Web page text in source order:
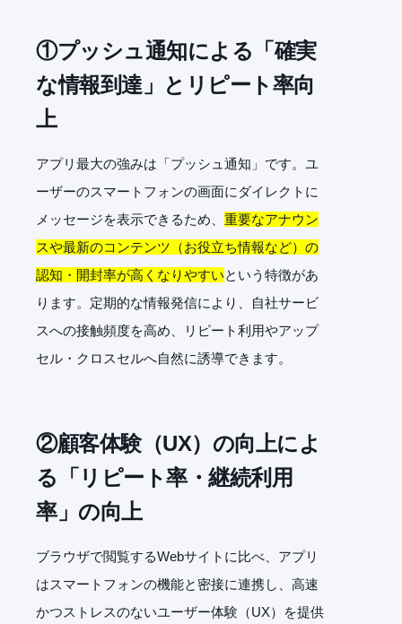
①プッシュ通知による「確実
な情報到達」とリピート率向
上
アプリ最大の強みは「プッシュ通知」です。ユ
ーザーのスマートフォンの画面にダイレクトに
メッセージを表示できるため、 重要なアナウン
スや最新のコンテンツ（お役立ち情報など）の
認知・開封率が高くなりやすいという特徴があ
ります。定期的な情報発信により、自社サービ
スへの接触頻度を高め、リピート利用やアップ
セル・クロスセルへ自然に誘導できます。
②顧客体験（UX）の向上によ
る「リピート率・継続利用
率」の向上
ブラウザで閲覧するWebサイトに比べ、アプリ
はスマートフォンの機能と密接に連携し、高速
かつストレスのないユーザー体験（UX）を提供